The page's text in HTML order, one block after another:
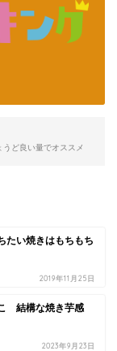
ど良い量でオススメ
い焼きはもちもち
2019年11月25日
結構な焼き芋感
2023年9月23日